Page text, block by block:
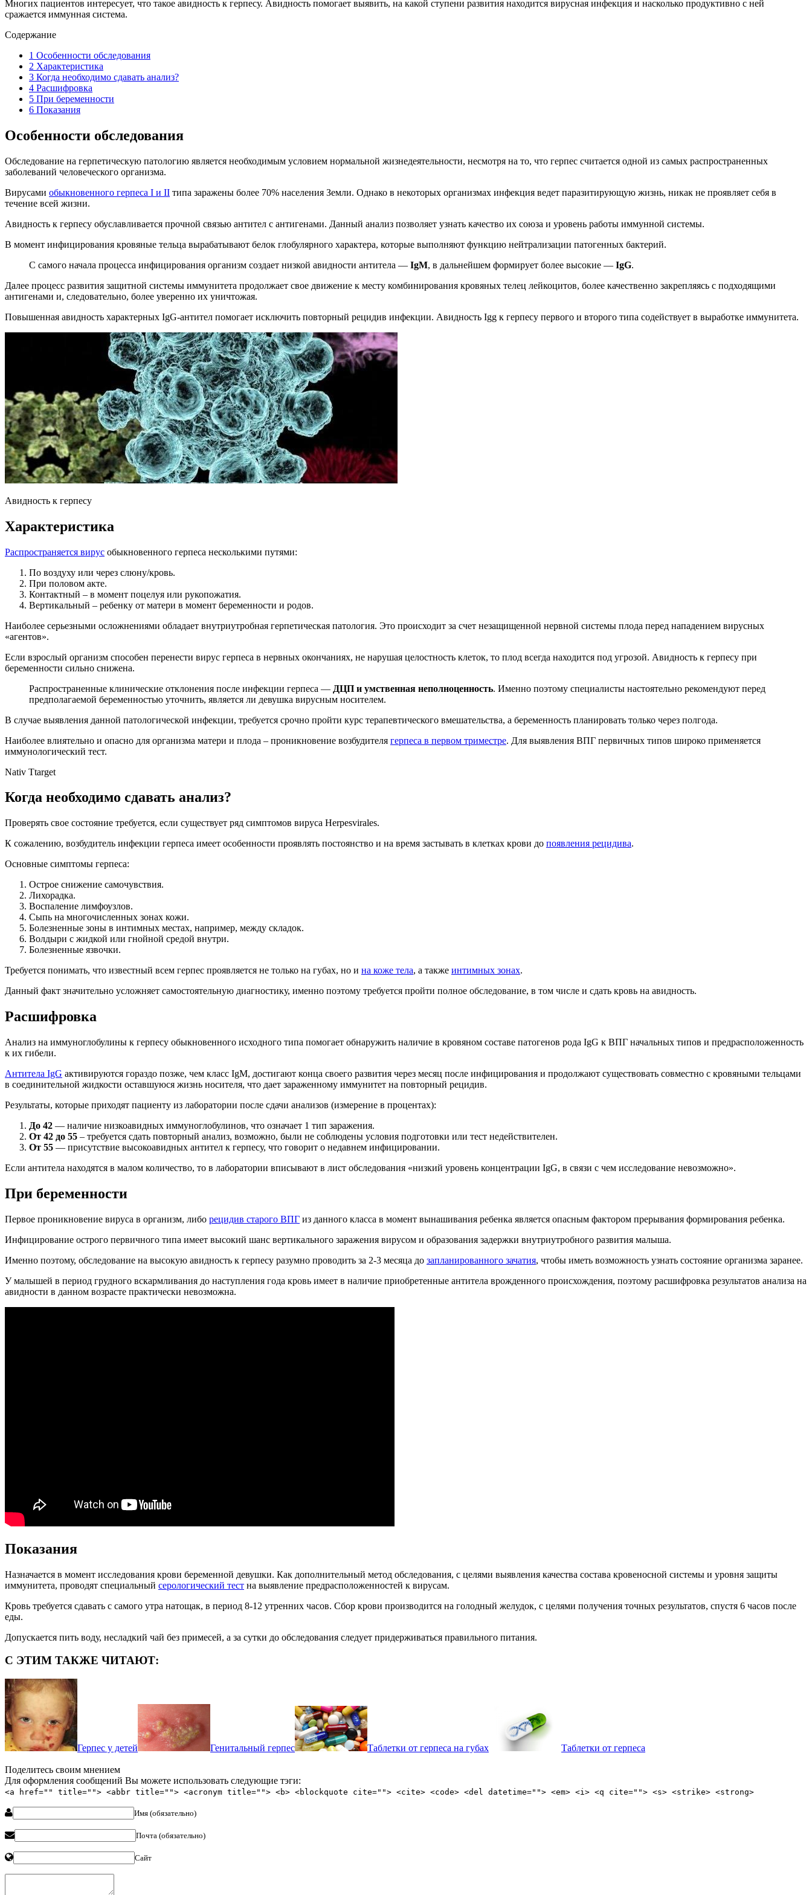
Многих пациентов интересует, что такое авидность к герпесу. Авидность помогает выявить, на какой ступени развития находится вирусная инфекция и насколько продуктивно с ней
сражается иммунная система.
Содержание
1 Особенности обследования
2 Характеристика
3 Когда необходимо сдавать анализ?
4 Расшифровка
5 При беременности
6 Показания
Особенности обследования
Обследование на герпетическую патологию является необходимым условием нормальной жизнедеятельности, несмотря на то, что герпес считается одной из самых распространенных
заболеваний человеческого организма.
Вирусами обыкновенного герпеса I и II типа заражены более 70% населения Земли. Однако в некоторых организмах инфекция ведет паразитирующую жизнь, никак не проявляет себя в
течение всей жизни.
Авидность к герпесу обуславливается прочной связью антител с антигенами. Данный анализ позволяет узнать качество их союза и уровень работы иммунной системы.
В момент инфицирования кровяные тельца вырабатывают белок глобулярного характера, которые выполняют функцию нейтрализации патогенных бактерий.
С самого начала процесса инфицирования организм создает низкой авидности антитела — IgM, в дальнейшем формирует более высокие — IgG.
Далее процесс развития защитной системы иммунитета продолжает свое движение к месту комбинирования кровяных телец лейкоцитов, более качественно закрепляясь с подходящими
антигенами и, следовательно, более уверенно их уничтожая.
Повышенная авидность характерных IgG-антител помогает исключить повторный рецидив инфекции. Авидность Igg к герпесу первого и второго типа содействует в выработке иммунитета.
Авидность к герпесу
Характеристика
Распространяется вирус обыкновенного герпеса несколькими путями:
По воздуху или через слюну/кровь.
При половом акте.
Контактный – в момент поцелуя или рукопожатия.
Вертикальный – ребенку от матери в момент беременности и родов.
Наиболее серьезными осложнениями обладает внутриутробная герпетическая патология. Это происходит за счет незащищенной нервной системы плода перед нападением вирусных
«агентов».
Если взрослый организм способен перенести вирус герпеса в нервных окончаниях, не нарушая целостность клеток, то плод всегда находится под угрозой. Авидность к герпесу при
беременности сильно снижена.
Распространенные клинические отклонения после инфекции герпеса — ДЦП и умственная неполноценность. Именно поэтому специалисты настоятельно рекомендуют перед
предполагаемой беременностью уточнить, является ли девушка вирусным носителем.
В случае выявления данной патологической инфекции, требуется срочно пройти курс терапевтического вмешательства, а беременность планировать только через полгода.
Наиболее влиятельно и опасно для организма матери и плода – проникновение возбудителя герпеса в первом триместре. Для выявления ВПГ первичных типов широко применяется
иммунологический тест.
Nativ Ttarget
Когда необходимо сдавать анализ?
Проверять свое состояние требуется, если существует ряд симптомов вируса Herpesvirales.
К сожалению, возбудитель инфекции герпеса имеет особенности проявлять постоянство и на время застывать в клетках крови до появления рецидива.
Основные симптомы герпеса:
Острое снижение самочувствия.
Лихорадка.
Воспаление лимфоузлов.
Сыпь на многочисленных зонах кожи.
Болезненные зоны в интимных местах, например, между складок.
Волдыри с жидкой или гнойной средой внутри.
Болезненные язвочки.
Требуется понимать, что известный всем герпес проявляется не только на губах, но и на коже тела, а также интимных зонах.
Данный факт значительно усложняет самостоятельную диагностику, именно поэтому требуется пройти полное обследование, в том числе и сдать кровь на авидность.
Расшифровка
Анализ на иммуноглобулины к герпесу обыкновенного исходного типа помогает обнаружить наличие в кровяном составе патогенов рода IgG к ВПГ начальных типов и предрасположенность
к их гибели.
Антитела IgG активируются гораздо позже, чем класс IgM, достигают конца своего развития через месяц после инфицирования и продолжают существовать совместно с кровяными тельцами
в соединительной жидкости оставшуюся жизнь носителя, что дает зараженному иммунитет на повторный рецидив.
Результаты, которые приходят пациенту из лаборатории после сдачи анализов (измерение в процентах):
До 42 — наличие низкоавидных иммуноглобулинов, что означает 1 тип заражения.
От 42 до 55 – требуется сдать повторный анализ, возможно, были не соблюдены условия подготовки или тест недействителен.
От 55 — присутствие высокоавидных антител к герпесу, что говорит о недавнем инфицировании.
Если антитела находятся в малом количество, то в лаборатории вписывают в лист обследования «низкий уровень концентрации IgG, в связи с чем исследование невозможно».
При беременности
Первое проникновение вируса в организм, либо рецидив старого ВПГ из данного класса в момент вынашивания ребенка является опасным фактором прерывания формирования ребенка.
Инфицирование острого первичного типа имеет высокий шанс вертикального заражения вирусом и образования задержки внутриутробного развития малыша.
Именно поэтому, обследование на высокую авидность к герпесу разумно проводить за 2-3 месяца до запланированного зачатия, чтобы иметь возможность узнать состояние организма заранее.
У малышей в период грудного вскармливания до наступления года кровь имеет в наличие приобретенные антитела врожденного происхождения, поэтому расшифровка результатов анализа на
авидности в данном возрасте практически невозможна.
Показания
Назначается в момент исследования крови беременной девушки. Как дополнительный метод обследования, с целями выявления качества состава кровеносной системы и уровня защиты
иммунитета, проводят специальный серологический тест на выявление предрасположенностей к вирусам.
Кровь требуется сдавать с самого утра натощак, в период 8-12 утренних часов. Сбор крови производится на голодный желудок, с целями получения точных результатов, спустя 6 часов после
еды.
Допускается пить воду, несладкий чай без примесей, а за сутки до обследования следует придерживаться правильного питания.
С ЭТИМ ТАКЖЕ ЧИТАЮТ:
Герпес у детей Генитальный герпес Таблетки от герпеса на губах Таблетки от герпеса
Поделитесь своим мнением
Для оформления сообщений Вы можете использовать следующие тэги:
<a href="" title=""> <abbr title=""> <acronym title=""> <b> <blockquote cite=""> <cite> <code> <del datetime=""> <em> <i> <q cite=""> <s> <strike> <strong>
Имя (обязательно)
Почта (обязательно)
Сайт